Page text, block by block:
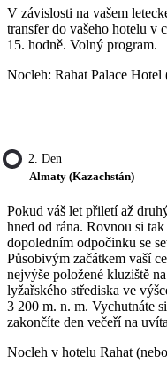
V závislosti na vašem
transfer do vašeho hotelu v
15. hodně. Volný program.
Nocleh: Rahat Palace Hotel
2. Den
Almaty (Kazachstán)
Pokud váš let přiletí až
hned od rána. Rovnou si
dopoledním odpočinku se
Působivým začátkem vaší
nejvýše položené kluziště
lyžařského střediska ve
3 200 m. n. m. Vychutnáte
zakončíte den večeří na
Nocleh v hotelu Rahat